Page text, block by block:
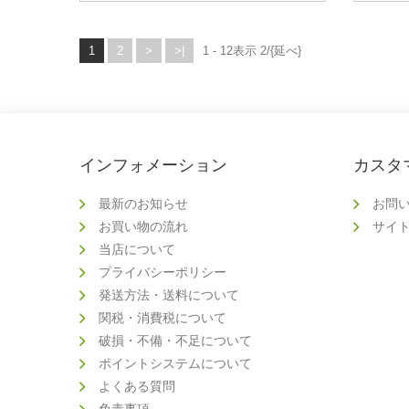
1 2 > >| 1 - 12表示 2/{延べ}
インフォメーション
最新のお知らせ
お買い物の流れ
当店について
プライバシーポリシー
発送方法・送料について
関税・消費税について
破損・不備・不足について
ポイントシステムについて
よくある質問
カスタ
お問
サイ